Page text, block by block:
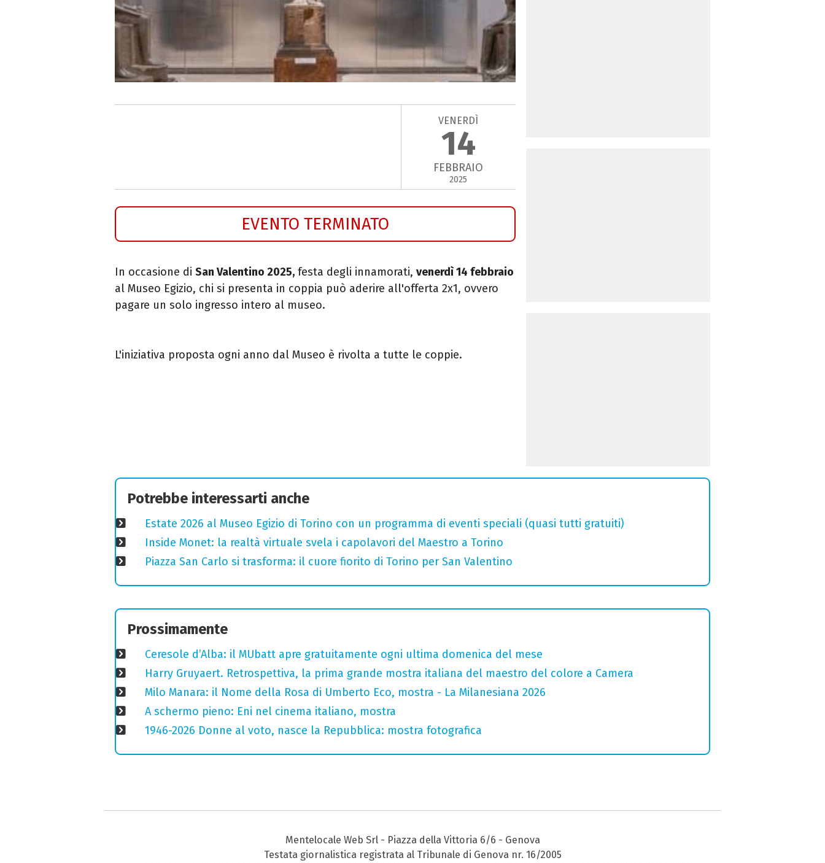
VENERDÌ
14
FEBBRAIO
2025
EVENTO TERMINATO
In occasione di San Valentino 2025, festa degli innamorati, venerdì 14 febbraio
al Museo Egizio, chi si presenta in coppia può aderire all'offerta 2x1, ovvero
pagare un solo ingresso intero al museo.
L'iniziativa proposta ogni anno dal Museo è rivolta a tutte le coppie.
Potrebbe interessarti anche
Estate 2026 al Museo Egizio di Torino con un programma di eventi speciali (quasi tutti gratuiti)
Inside Monet: la realtà virtuale svela i capolavori del Maestro a Torino
Piazza San Carlo si trasforma: il cuore fiorito di Torino per San Valentino
Prossimamente
Ceresole d’Alba: il MUbatt apre gratuitamente ogni ultima domenica del mese
Harry Gruyaert. Retrospettiva, la prima grande mostra italiana del maestro del colore a Camera
Milo Manara: il Nome della Rosa di Umberto Eco, mostra - La Milanesiana 2026
A schermo pieno: Eni nel cinema italiano, mostra
1946-2026 Donne al voto, nasce la Repubblica: mostra fotografica
Mentelocale Web Srl - Piazza della Vittoria 6/6 - Genova
Testata giornalistica registrata al Tribunale di Genova nr. 16/2005